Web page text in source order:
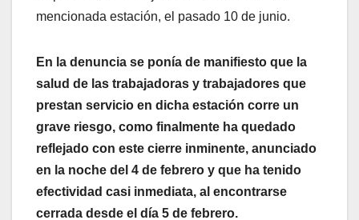
mencionada estación, el pasado 10 de junio.
En la denuncia se ponía de manifiesto que la
salud de las trabajadoras y trabajadores que
prestan servicio en dicha estación corre un
grave riesgo, como finalmente ha quedado
reflejado con este cierre inminente, anunciado
en la noche del 4 de febrero y que ha tenido
efectividad casi inmediata, al encontrarse
cerrada desde el día 5 de febrero.